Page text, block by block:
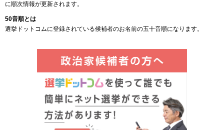
に順次情報が更新されます。
50音順とは
選挙ドットコムに登録されている候補者のお名前の五十音順になります。